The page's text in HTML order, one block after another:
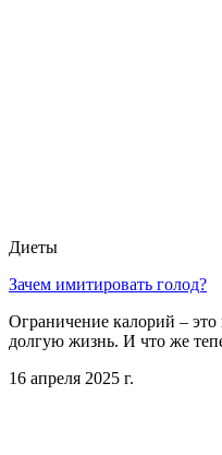
Диеты
Зачем имитировать голод?
Ограничение калорий –
долгую жизнь. И что же
16 апреля 2025 г.